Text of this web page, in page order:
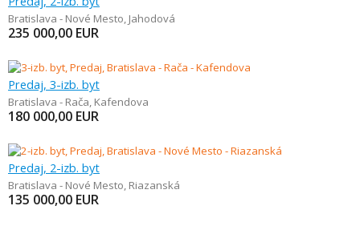
Bratislava - Nové Mesto, Jahodová
235 000,00 EUR
Predaj, 3-izb. byt
Bratislava - Rača, Kafendova
180 000,00 EUR
Predaj, 2-izb. byt
Bratislava - Nové Mesto, Riazanská
135 000,00 EUR